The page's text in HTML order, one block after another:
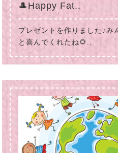
🎩Happy Fat..
プレゼントを作りました♪み
と喜んでくれたね🌻..